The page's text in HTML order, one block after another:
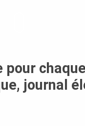
journal